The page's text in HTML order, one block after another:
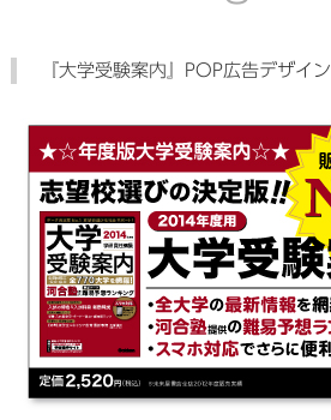
『大学受験案内』POP広告デザイン